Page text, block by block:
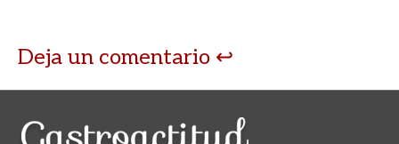
Deja un comentario